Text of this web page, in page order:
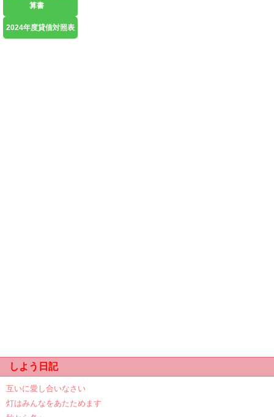
算書
2024年度貸借対照表
しよう日記
互いに愛し合いなさい
灯はみんなをあたためます